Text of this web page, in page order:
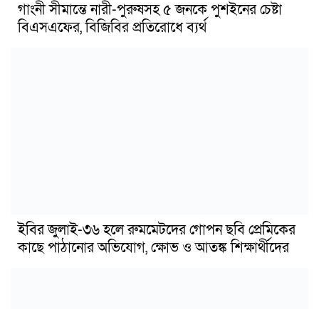
গাংনী সীমান্তে নারী-পুরুষসহ ৫ জনকে পুশইনের চেষ্টা
বিএসএফের, বিজিবির প্রতিরোধে ব্যর্থ
ইবির জুলাই-৩৬ হলে রুমমেটদের গোপন ছবি প্রেমিকের
কাছে পাঠানোর অভিযোগ, ক্ষোভ ও আতঙ্ক শিক্ষার্থীদের